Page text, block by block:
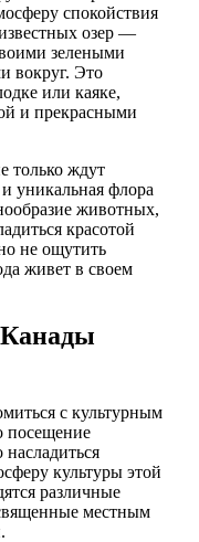
спокойствия
озер —
зелеными
вокруг. Это
или каяке,
и прекрасными
только ждут
уникальная флора
животных,
красотой
не ощутить
живет в своем
Канады
с культурным
посещение
культуры этой
различные
местным